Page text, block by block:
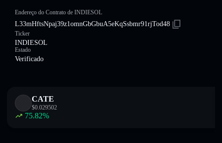
Endereço do Contrato de INDIESOL
L33mHftsNpaj39z1omnGbGbuA5eKqSsbmr91rjTod48
Ticker
INDIESOL
Estado
Verificado
CATE
$0.029502
75.82%